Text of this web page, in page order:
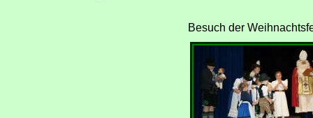
Besuch der